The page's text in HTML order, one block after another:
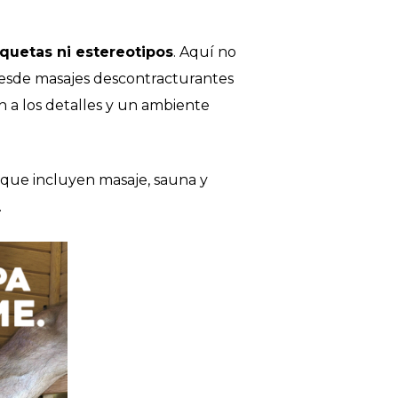
ni estereotipos. Aquí no
masajes descontracturantes
a los detalles y un ambiente
incluyen masaje, sauna y